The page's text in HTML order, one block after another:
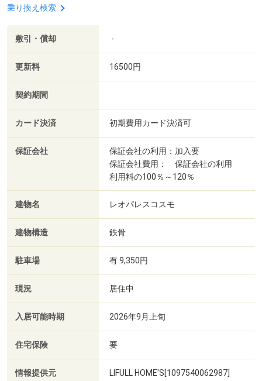
乗り換え検索
敷引・償却 -
更新料 16500円
契約期間
カード決済 初期費用カード決済可
保証会社
保証会社の利用：加入要
保証会社費用： 保証会社の利用
利用料の100％～120％
建物名 レオパレスコスモ
建物構造 鉄骨
駐車場 有 9,350円
現況 居住中
入居可能時期 2026年9月上旬
住宅保険 要
情報提供元 LIFULL HOME'S[1097540062987]